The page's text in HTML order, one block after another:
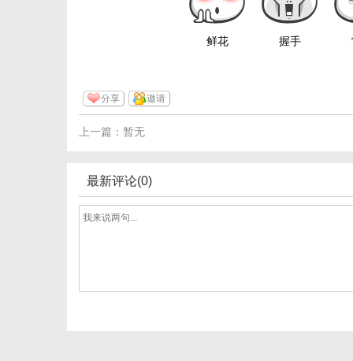
鲜花 握手
分享 邀请
上一篇：暂无
最新评论(0)